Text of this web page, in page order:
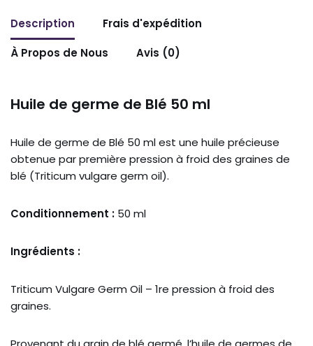
Description
Frais d'expédition
À Propos de Nous
Avis (0)
Huile de germe de Blé 50 ml
Huile de germe de Blé 50 ml est une huile précieuse
obtenue par première pression à froid des graines de
blé (Triticum vulgare germ oil).
Conditionnement : 50 ml
Ingrédients :
Triticum Vulgare Germ Oil – 1re pression à froid des
graines.